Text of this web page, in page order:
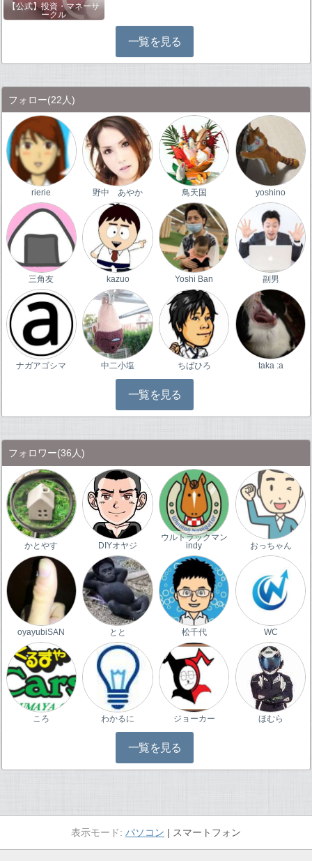
【公式】投資・マネーサ
ークル
一覧を見る
フォロー(22人)
rierie 野中 あやか 鳥天国 yoshino
三角友 kazuo Yoshi Ban 副男
ナガアゴシマ 中二小塩 ちばひろ taka :a
一覧を見る
フォロワー(36人)
かとやす DIYオヤジ
ウルトラックマン
indy
おっちゃん
oyayubiSAN とと 松千代 WC
ころ わかるに ジョーカー ほむら
一覧を見る
パソコン スマートフォン